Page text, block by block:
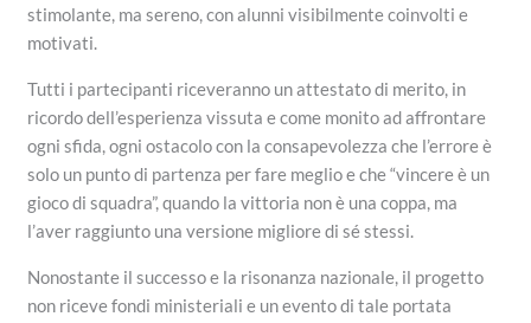
stimolante, ma sereno, con alunni visibilmente coinvolti e
motivati.
Tutti i partecipanti riceveranno un attestato di merito, in
ricordo dell’esperienza vissuta e come monito ad affrontare
ogni sfida, ogni ostacolo con la consapevolezza che l’errore è
solo un punto di partenza per fare meglio e che “vincere è un
gioco di squadra”, quando la vittoria non è una coppa, ma
l’aver raggiunto una versione migliore di sé stessi.
Nonostante il successo e la risonanza nazionale, il progetto
non riceve fondi ministeriali e un evento di tale portata